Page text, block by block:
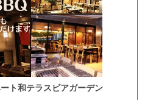
ト和テラスビアガーデン